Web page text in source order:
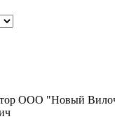
ООО "Новый